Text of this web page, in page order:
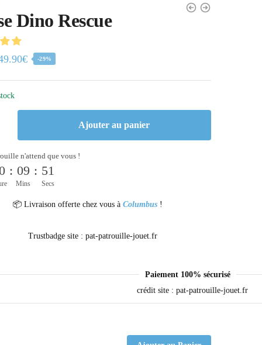
Dino Rescue
€ -29%
Ajouter au panier
n'attend que vous !
: 09
Mins
: 51
Secs
📦 Livraison offerte chez vous àColumbus !
Paiement 100% sécurisé